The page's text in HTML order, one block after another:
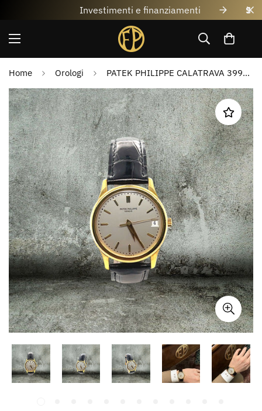
Investimenti e finanziamenti
Home Orologi PATEK PHILIPPE CALATRAVA 3998 GUBELIN 18kt